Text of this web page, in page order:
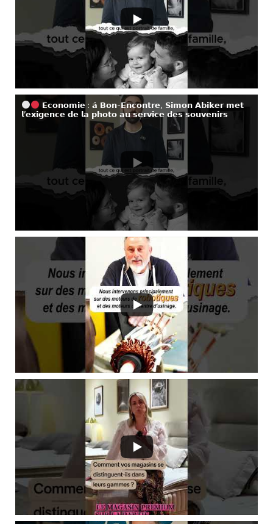
𝗘𝗰𝗼𝗻𝗼𝗺𝗶𝗲 : 𝗮̀ 𝗕𝗼𝗻-𝗘𝗻𝗰𝗼𝗻𝘁𝗿𝗲, 𝗦𝗶𝗺𝗼𝗻 𝗔𝗯𝗶𝗸𝗲𝗿 𝗺𝗲𝘁
𝗹’𝗲𝘅𝗶𝗴𝗲𝗻𝗰𝗲 𝗱𝗲 𝗹𝗮 𝗽𝗵𝗼𝘁𝗼 𝗮𝘂 𝘀𝗲𝗿𝘃𝗶𝗰𝗲 𝗱𝗲𝘀 𝘀𝗼𝘂𝘃𝗲𝗻𝗶𝗿𝘀